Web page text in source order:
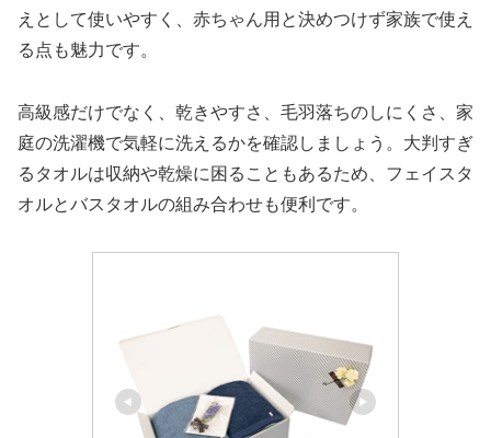
えとして使いやすく、赤ちゃん用と決めつけず家族で使え
る点も魅力です。
高級感だけでなく、乾きやすさ、毛羽落ちのしにくさ、家
庭の洗濯機で気軽に洗えるかを確認しましょう。大判すぎ
るタオルは収納や乾燥に困ることもあるため、フェイスタ
オルとバスタオルの組み合わせも便利です。